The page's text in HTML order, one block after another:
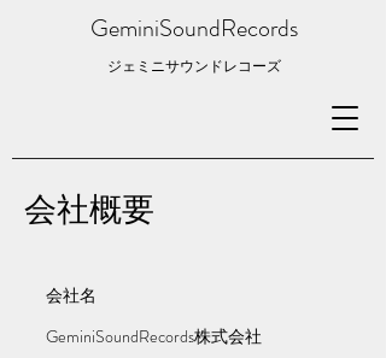
GeminiSoundRecords
​ジェミニサウンドレコーズ
会社概要
​会社名
​GeminiSoundRecords株式会社